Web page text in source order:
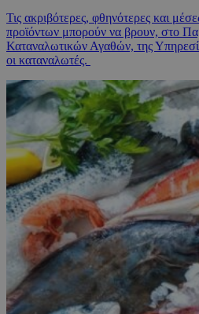
Τις ακριβότερες, φθηνότερες και
προϊόντων μπορούν να βρουν, στο
Καταναλωτικών Αγαθών, της
οι καταναλωτές.